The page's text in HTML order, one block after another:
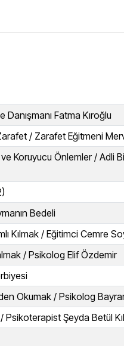
Fatma Kıroğlu
/ Zarafet Eğitmeni
Koruyucu Önlemler / Adli
Bedeli
Kılmak / Eğitimci Cemre
/ Psikolog Elif Özdemir
Okumak / Psikolog
Psikoterapist Şeyda Betül